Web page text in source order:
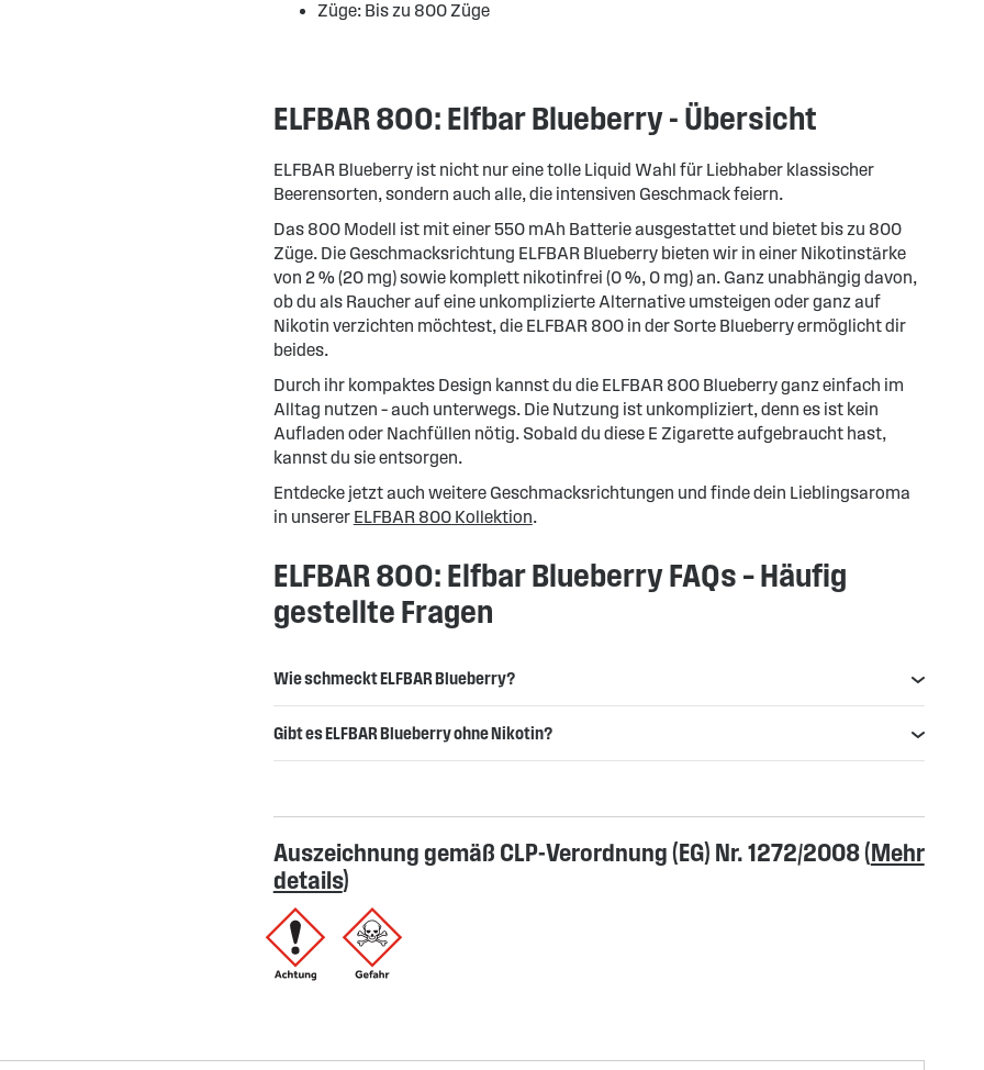
Züge: Bis zu 800 Züge
ELFBAR 800: Elfbar Blueberry - Übersicht
ELFBAR Blueberry ist nicht nur eine tolle Liquid Wahl für Liebhaber klassischer
Beerensorten, sondern auch alle, die intensiven Geschmack feiern.
Das 800 Modell ist mit einer 550 mAh Batterie ausgestattet und bietet bis zu 800
Züge. Die Geschmacksrichtung ELFBAR Blueberry bieten wir in einer Nikotinstärke
von 2 % (20 mg) sowie komplett nikotinfrei (0 %, 0 mg) an. Ganz unabhängig davon,
ob du als Raucher auf eine unkomplizierte Alternative umsteigen oder ganz auf
Nikotin verzichten möchtest, die ELFBAR 800 in der Sorte Blueberry ermöglicht dir
beides.
Durch ihr kompaktes Design kannst du die ELFBAR 800 Blueberry ganz einfach im
Alltag nutzen – auch unterwegs. Die Nutzung ist unkompliziert, denn es ist kein
Aufladen oder Nachfüllen nötig. Sobald du diese E Zigarette aufgebraucht hast,
kannst du sie entsorgen.
Entdecke jetzt auch weitere Geschmacksrichtungen und finde dein Lieblingsaroma
in unserer ELFBAR 800 Kollektion.
ELFBAR 800: Elfbar Blueberry FAQs – Häufig
gestellte Fragen
Wie schmeckt ELFBAR Blueberry?
Gibt es ELFBAR Blueberry ohne Nikotin?
Auszeichnung gemäß CLP-Verordnung (EG) Nr. 1272/2008 (Mehr
details)